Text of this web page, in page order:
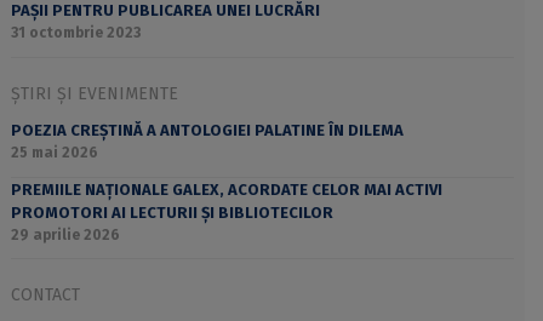
PAȘII PENTRU PUBLICAREA UNEI LUCRĂRI
31 octombrie 2023
ȘTIRI ȘI EVENIMENTE
POEZIA CREȘTINĂ A ANTOLOGIEI PALATINE ÎN DILEMA
25 mai 2026
PREMIILE NAȚIONALE GALEX, ACORDATE CELOR MAI ACTIVI
PROMOTORI AI LECTURII ȘI BIBLIOTECILOR
29 aprilie 2026
CONTACT